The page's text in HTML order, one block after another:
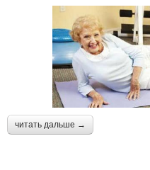
читать дальше →